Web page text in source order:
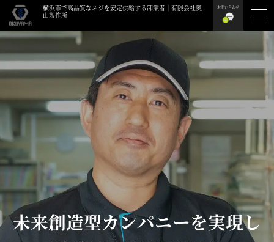
横浜市で高品質なネジを安定供給する卸業者｜有限会社奥
山製作所
お問い合わせ
未来創造型カンパニーを実現し